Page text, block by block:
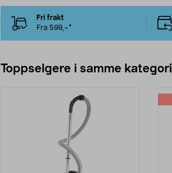
Fri frakt
Fra 599,–*
Toppselgere i samme kategori